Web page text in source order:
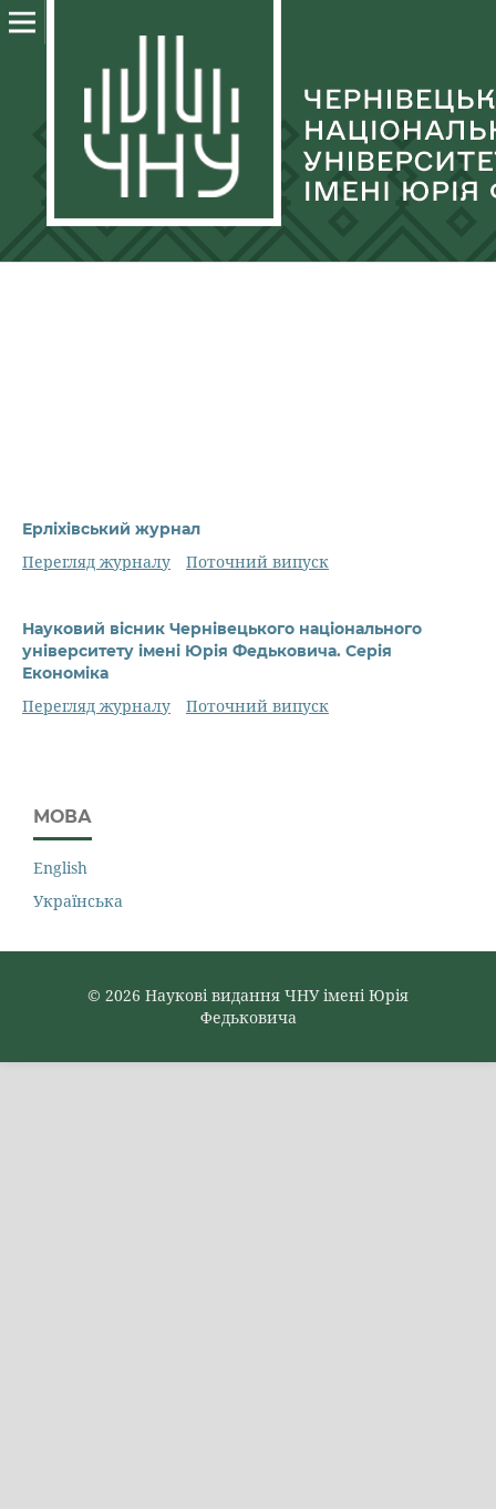
Ерліхівський журнал
Перегляд журналу Поточний випуск
Науковий вісник Чернівецького національного
університету імені Юрія Федьковича. Серія
Економіка
Перегляд журналу Поточний випуск
МОВА
English
Українська
© 2026 Наукові видання ЧНУ імені Юрія
Федьковича